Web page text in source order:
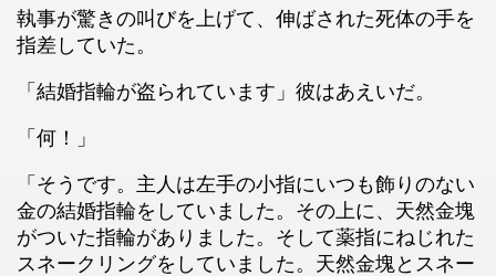
執事が驚きの叫びを上げて、伸ばされた死体の手を
指差していた。
「結婚指輪が盗られています」彼はあえいだ。
「何！」
「そうです。主人は左手の小指にいつも飾りのない
金の結婚指輪をしていました。その上に、天然金塊
がついた指輪がありました。そして薬指にねじれた
スネークリングをしていました。天然金塊とスネー